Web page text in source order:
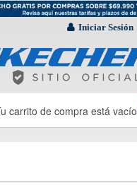
Iniciar Sesión
carrito de compra está vacío